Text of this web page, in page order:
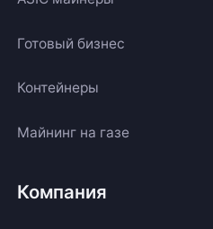
Готовый бизнес
Контейнеры
Майнинг на газе
Компания